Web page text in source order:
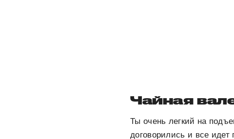
Чайная
Ты очень легкий на
договорились и все идет